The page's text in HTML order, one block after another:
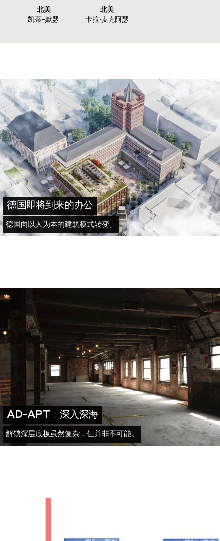
北美
凯蒂-默瑟
北美
卡拉·麦克阿瑟
德国即将到来的办公
德国向以人为本的建筑模式转变。
AD-APT：深入深海
解锁深层底板虽然复杂，但并非不可能。